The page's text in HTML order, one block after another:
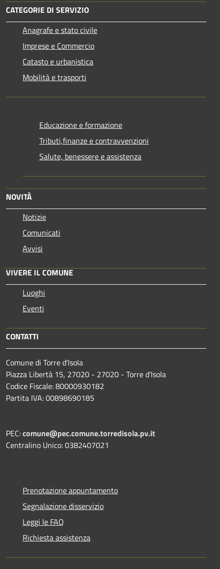
CATEGORIE DI SERVIZIO
Anagrafe e stato civile
Imprese e Commercio
Catasto e urbanistica
Mobilità e trasporti
Educazione e formazione
Tributi,finanze e contravvenzioni
Salute, benessere e assistenza
NOVITÀ
Notizie
Comunicati
Avvisi
VIVERE IL COMUNE
Luoghi
Eventi
CONTATTI
Comune di Torre d'Isola
Piazza Libertà 15, 27020 - 27020 - Torre d'Isola
Codice Fiscale: 80000930182
Partita IVA: 00898690185
PEC:comune@pec.comune.torredisola.pv.it
Centralino Unico: 0382407021
Prenotazione appuntamento
Segnalazione disservizio
Leggi le FAQ
Richiesta assistenza